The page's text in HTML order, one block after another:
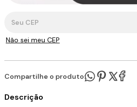
Não sei meu CEP
Compartilhe o produto:
Descrição